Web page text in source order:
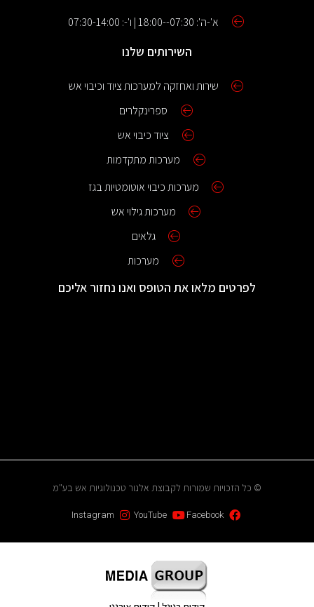
א'-ה': 07:30--18:00 | ו'-: 07:30-14:00
השירותים שלנו
שירות ואחזקה למערכות ציוד וכיבוי אש
ספרינקלרים
ציוד כיבוי אש
מערכות מתקדמות
מערכות כיבוי אוטומטיות בגז
מערכות גילוי אש
גלאים
מערכות
לפרטים מלאו את הטופס ואנו נחזור אליכם
© כל הזכויות שמורות לקבוצת אלנור טכנולוגיות אש בע"מ
Facebook
YouTube
Instagram